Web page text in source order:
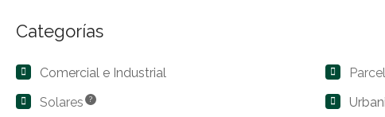
Categorías
Comercial e Industrial
Solares
?